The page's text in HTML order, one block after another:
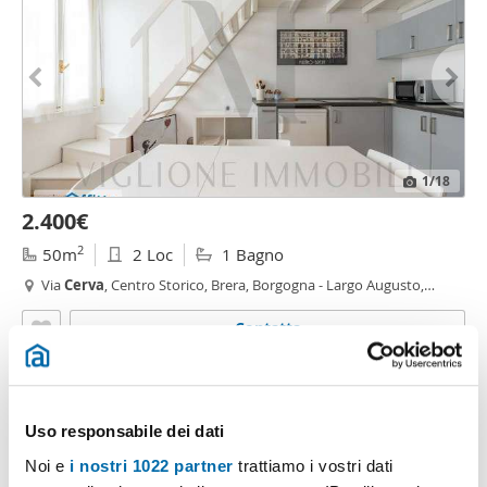
Uso responsabile dei dati
Noi e i nostri 1022 partner trattiamo i vostri dati
1/18
2.400€
50m2 2 Loc 1 Bagno
ViaCerva, Centro Storico, Brera, Borgogna - Largo Augusto,
Contatta